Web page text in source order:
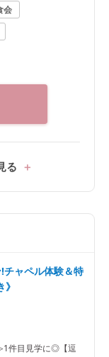
会
る
チャペル体験＆特
件目見学に◎【逗